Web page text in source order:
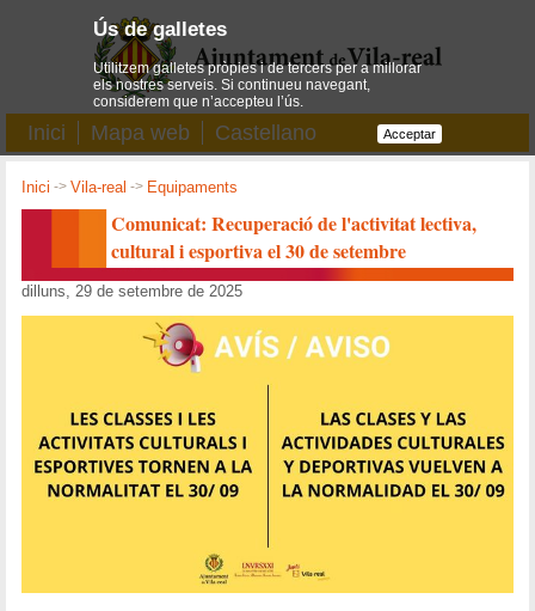
Inici Mapa web Castellano
Inici ->Vila-real -> Equipaments
Comunicat: Recuperació de l'activitat lectiva,
cultural i esportiva el 30 de setembre
dilluns, 29 de setembre de 2025
Ús de galletes
Utilitzem galletes pròpies i de tercers per a millorar
els nostres serveis. Si continueu navegant,
considerem que n’accepteu l’ús.
Acceptar